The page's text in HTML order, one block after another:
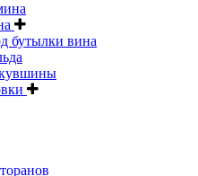
бутылки вина